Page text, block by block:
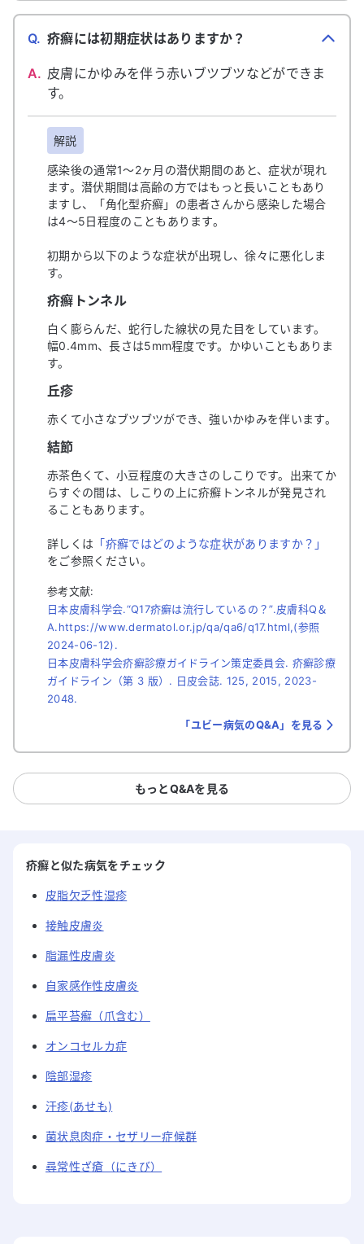
Q. 疥癬には初期症状はありますか？
A. 皮膚にかゆみを伴う赤いブツブツなどができま
す。
解説
感染後の通常1～2ヶ月の潜伏期間のあと、症状が現れ
ます。潜伏期間は高齢の方ではもっと長いこともあり
ますし、「角化型疥癬」の患者さんから感染した場合
は4～5日程度のこともあります。
初期から以下のような症状が出現し、徐々に悪化しま
す。
疥癬トンネル
白く膨らんだ、蛇行した線状の見た目をしています。
幅0.4mm、長さは5mm程度です。かゆいこともありま
す。
丘疹
赤くて小さなブツブツができ、強いかゆみを伴います。
結節
赤茶色くて、小豆程度の大きさのしこりです。出来てか
らすぐの間は、しこりの上に疥癬トンネルが発見され
ることもあります。
詳しくは 「疥癬ではどのような症状がありますか？」
をご参照ください。
参考文献:
日本皮膚科学会.“Q17疥癬は流行しているの？”.皮膚科Q＆
A.https://www.dermatol.or.jp/qa/qa6/q17.html,(参照
2024-06-12).
日本皮膚科学会疥癬診療ガイドライン策定委員会. 疥癬診療
ガイドライン（第 3 版）. 日皮会誌. 125, 2015, 2023-
2048.
「ユビー病気のQ&A」を見る
もっとQ&Aを見る
疥癬と似た病気をチェック
皮脂欠乏性湿疹
接触皮膚炎
脂漏性皮膚炎
自家感作性皮膚炎
扁平苔癬（爪含む）
オンコセルカ症
陰部湿疹
汗疹(あせも)
菌状息肉症・セザリー症候群
尋常性ざ瘡（にきび）